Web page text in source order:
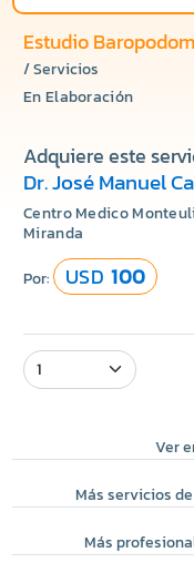
Estudio
/ Servicios
En Elaboración
Adquiere este
Dr. José Manuel
Centro Medico
Miranda
Por: USD100
Ver
Más servicios
Más